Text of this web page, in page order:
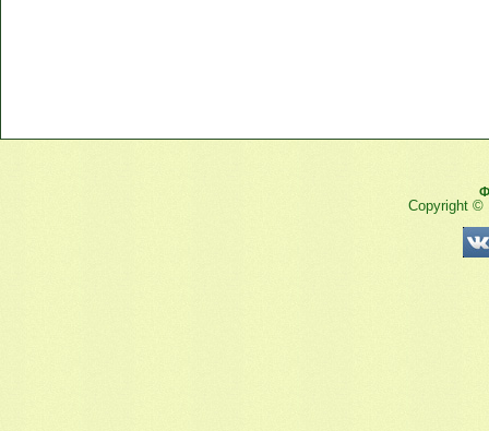
Copyright ©